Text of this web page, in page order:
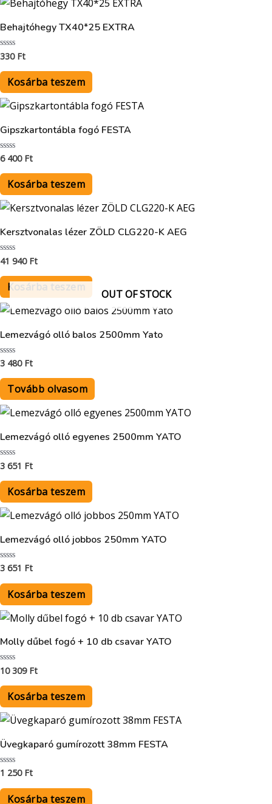
Behajtóhegy TX40*25 EXTRA
Értékelés:
0
/
330 Ft
Kosárba teszem
Gipszkartontábla fogó FESTA
Értékelés:
/
6 400 Ft
Kosárba teszem
Kersztvonalas lézer ZÖLD CLG220-K AEG
Értékelés:
/
41 940 Ft
Kosárba teszem
OUT OF STOCK
Lemezvágó olló balos 2500mm Yato
Értékelés:
/
3 480 Ft
Tovább olvasom
Lemezvágó olló egyenes 2500mm YATO
Értékelés:
/
3 651 Ft
Kosárba teszem
Lemezvágó olló jobbos 250mm YATO
Értékelés:
/
3 651 Ft
Kosárba teszem
Molly dűbel fogó + 10 db csavar YATO
Értékelés:
/
10 309 Ft
Kosárba teszem
Üvegkaparó gumírozott 38mm FESTA
Értékelés:
/
1 250 Ft
Kosárba teszem